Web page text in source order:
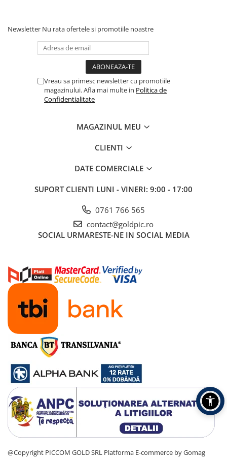
Newsletter Nu rata ofertele si promotiile noastre
Vreau sa primesc newsletter cu promotiile
magazinului. Afla mai multe in Politica de
Confidentialitate
MAGAZINUL MEU
CLIENTI
DATE COMERCIALE
SUPORT CLIENTI LUNI - VINERI: 9:00 - 17:00
0761 766 565
contact@goldpic.ro
SOCIAL URMARESTE-NE IN SOCIAL MEDIA
@Copyright PICCOM GOLD SRL Platforma E-commerce by Gomag